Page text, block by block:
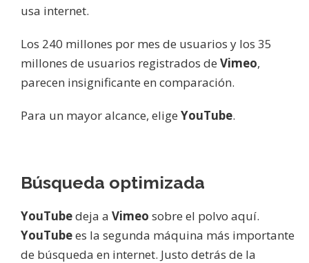
usa internet.
Los 240 millones por mes de usuarios y los 35
millones de usuarios registrados de Vimeo,
parecen insignificante en comparación.
Para un mayor alcance, elige YouTube.
Búsqueda optimizada
YouTubedeja a Vimeo sobre el polvo aquí.
YouTubees la segunda máquina más importante
de búsqueda en internet. Justo detrás de la